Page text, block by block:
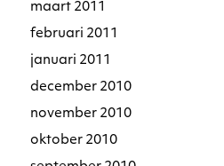
maart 2011
februari 2011
januari 2011
december 2010
november 2010
oktober 2010